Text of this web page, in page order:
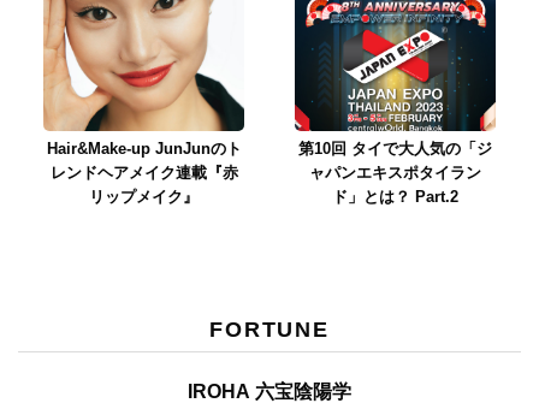
Hair&Make-up JunJunのト
レンドヘアメイク連載『赤
リップメイク』
第10回 タイで大人気の「ジ
ャパンエキスポタイラン
ド」とは？ Part.2
FORTUNE
IROHA 六宝陰陽学